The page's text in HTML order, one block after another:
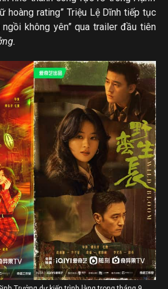
hoàng rating” Triệu Lệ Dĩnh tiếp tục
không yên” qua trailer đầu tiên